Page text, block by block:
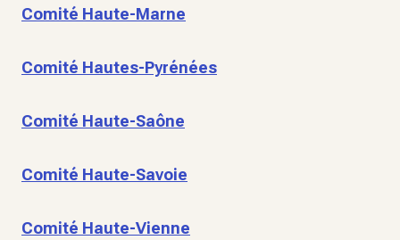
Comité Haute-Marne
Comité Hautes-Pyrénées
Comité Haute-Saône
Comité Haute-Savoie
Comité Haute-Vienne